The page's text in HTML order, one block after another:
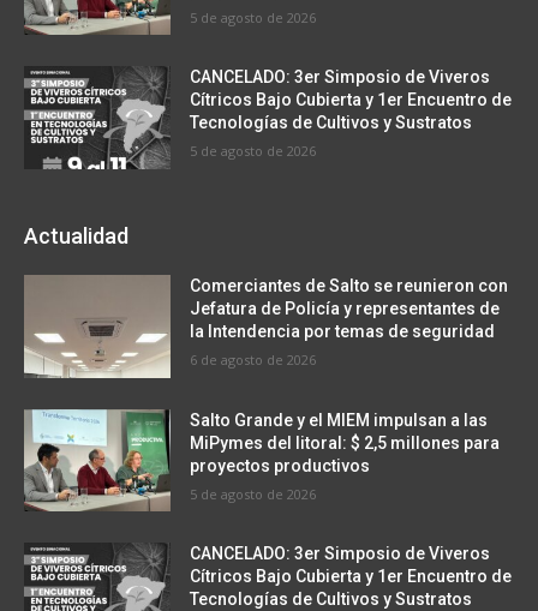
5 de agosto de 2026
CANCELADO: 3er Simposio de Viveros
Cítricos Bajo Cubierta y 1er Encuentro de
Tecnologías de Cultivos y Sustratos
5 de agosto de 2026
Actualidad
Comerciantes de Salto se reunieron con
Jefatura de Policía y representantes de
la Intendencia por temas de seguridad
6 de agosto de 2026
Salto Grande y el MIEM impulsan a las
MiPymes del litoral: $ 2,5 millones para
proyectos productivos
5 de agosto de 2026
CANCELADO: 3er Simposio de Viveros
Cítricos Bajo Cubierta y 1er Encuentro de
Tecnologías de Cultivos y Sustratos